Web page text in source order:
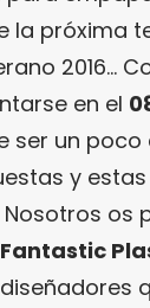
la próxima
2016…
en el
ser un
y
os
Fantastic